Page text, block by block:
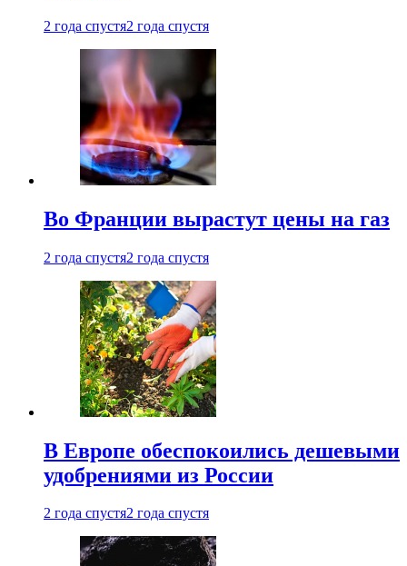
2 года спустя2 года спустя
Во Франции вырастут цены на газ
2 года спустя2 года спустя
В Европе обеспокоились дешевыми
удобрениями из России
2 года спустя2 года спустя